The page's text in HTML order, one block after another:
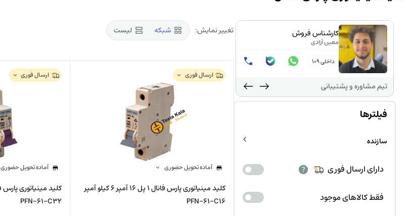
تغییر نمایش: شبکه لیست
ارسال فوری
آماده تحویل حضوری
کلید مینیاتوری پارس فانال 1 پل 16 آمپر 6 کیلو آمپر
PFN-61-C16
ارسال فوری
آماده تحویل حضوری
PFN-61-C32
کارشناس تامین
تارا تهرانی
کارشناس فروش
داخلی 109
تیم مشاوره و پشتیبانی
فیلترها
سازنده
دارای ارسال فوری
فقط کالاهای موجود